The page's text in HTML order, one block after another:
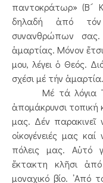
παντοκράτωρ» (Β´
δηλαδή ἀπό
συνανθρώπων
ἁμαρτίας. Μόνον
μου, λέγει ὁ Θεός.
σχέσι μέ τήν ἁμαρτία.
Μέ τά λόγια Του
ἀπομάκρυνσι
μας. Δέν παρακινεῖ
οἰκογένειές μας
πόλεις μας. Αὐτό
ἔκτακτη κλῆσι
μοναχικό βίο. ᾿Από